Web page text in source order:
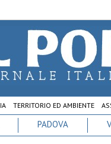
TERRITORIO ED AMBIENTE
PADOVA